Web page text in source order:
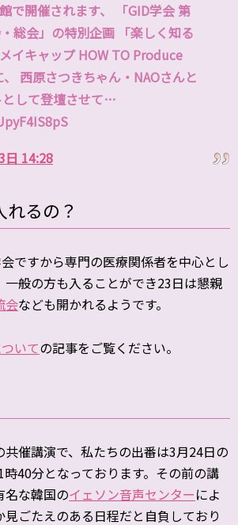
で開催されます、 「GID学会 第
総会」の特別企画 「楽しく知る
イキャップ HOW TO Produce
西原さつきちゃん・NAOさんと
として登壇させて…
日 14:28
れるの？
ですから専門の医療関係者を中心とし
一般の方も入ることができ23日は懇親
会なども開かれるようです。
いての記事をご覧ください。
催講演で、私たちの出番は3月24日の
40分となっております。その前の講
名な韓国のイェソン音声センターによ
ごたえのある日程だと自負しており